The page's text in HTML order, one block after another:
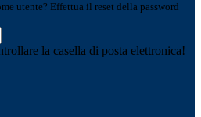
utente? Effettua il reset della password
la casella di posta elettronica!